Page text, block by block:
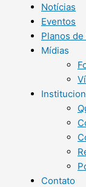
Notícias
Eventos
Planos de
Mídias
Contato